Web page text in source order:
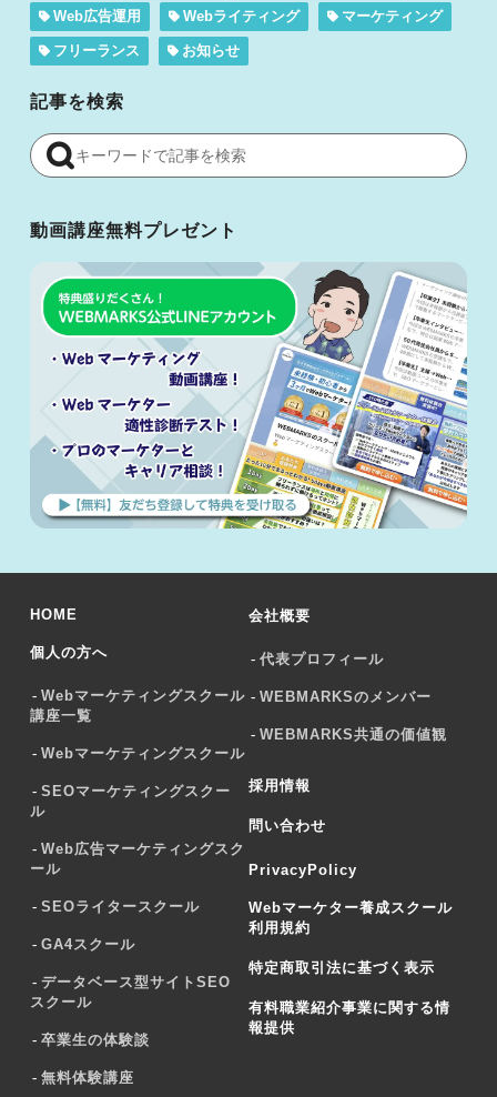
Web広告運用 Webライティング マーケティング
フリーランス お知らせ
記事を検索
動画講座無料プレゼント
HOME
個人の方へ
Webマーケティングスクール
講座一覧
Webマーケティングスクール
SEOマーケティングスクー
ル
Web広告マーケティングスク
ール
SEOライタースクール
GA4スクール
データベース型サイトSEO
スクール
卒業生の体験談
無料体験講座
会社概要
代表プロフィール
WEBMARKSのメンバー
WEBMARKS共通の価値観
採用情報
問い合わせ
PrivacyPolicy
Webマーケター養成スクール
利用規約
特定商取引法に基づく表示
有料職業紹介事業に関する情
報提供